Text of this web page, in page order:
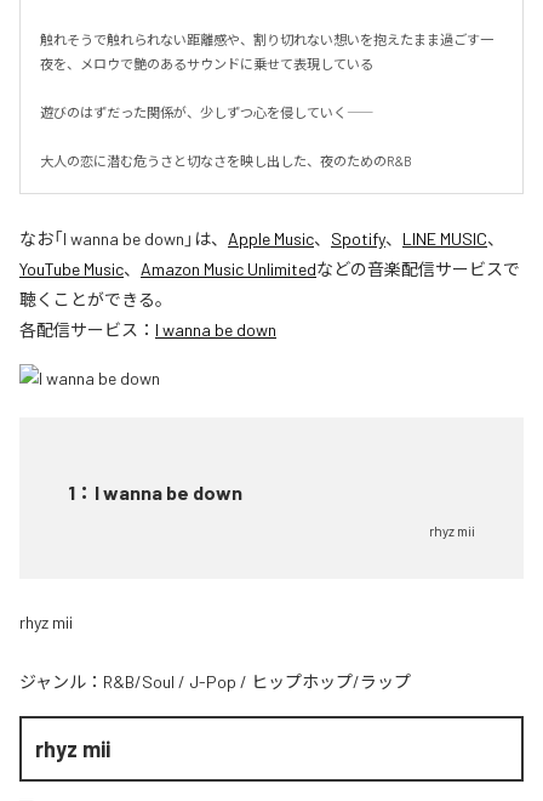
触れそうで触れられない距離感や、割り切れない想いを抱えたまま過ごす一
夜を、メロウで艶のあるサウンドに乗せて表現している
遊びのはずだった関係が、少しずつ心を侵していく――
大人の恋に潜む危うさと切なさを映し出した、夜のためのR&B
なお「I wanna be down 」は、 Apple Music、 Spotify、 LINE MUSIC、
YouTube Music、 Amazon Music Unlimitedなどの音楽配信サービスで
聴くことができる。
各配信サービス： I wanna be down
1 ： I wanna be down
rhyz mii
rhyz mii
ジャンル： R&B/Soul / J-Pop / ヒップホップ/ラップ
rhyz mii